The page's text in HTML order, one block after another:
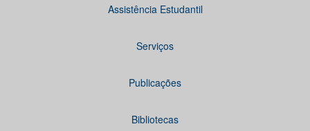
Assistência Estudantil
Serviços
Publicações
Bibliotecas